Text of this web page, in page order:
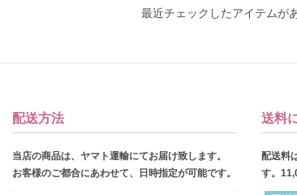
最近チェックしたアイテムが
配送方法
当店の商品は、ヤマト運輸にてお届け致します。
お客様のご都合にあわせて、日時指定が可能です。
送料
配送料
す。